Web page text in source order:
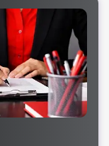
работы
задач
результаты